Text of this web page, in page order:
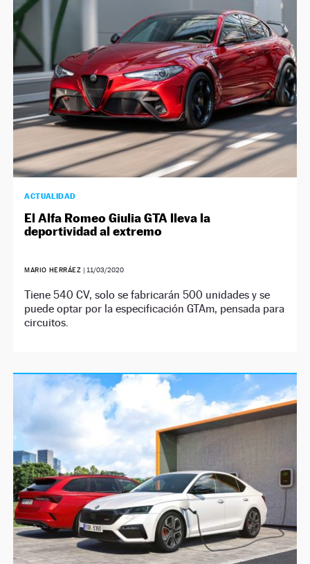
ACTUALIDAD
El Alfa Romeo Giulia GTA lleva la
deportividad al extremo
MARIO HERRÁEZ | 11/03/2020
Tiene 540 CV, solo se fabricarán 500 unidades y se
puede optar por la especificación GTAm, pensada para
circuitos.